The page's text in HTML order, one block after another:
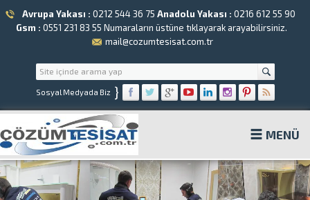
Avrupa Yakası : 0212 544 36 75 Anadolu Yakası : 0216 612 55 90
Gsm : 0551 231 83 55 Numaraların üstüne tıklayarak arayabilirsiniz.
mail@cozumtesisat.com.tr
Sosyal Medyada Biz }
MENÜ